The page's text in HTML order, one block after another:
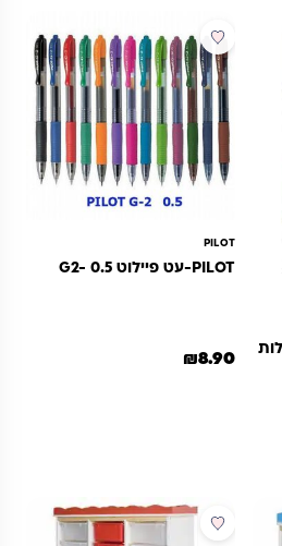
PILOT
PILOT-עט פיילוט G2- 0.5
₪8.90